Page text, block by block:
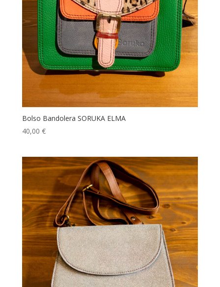
Bolso Bandolera SORUKA ELMA
40,00 €